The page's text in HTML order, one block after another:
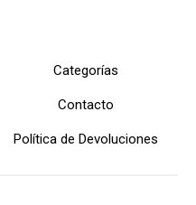
Categorías
Contacto
Política de Devoluciones